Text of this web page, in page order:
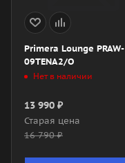
Primera Lounge PRAW-
09TENA2/O
Нет в наличии
13 990 ₽
Старая цена
16 790₽